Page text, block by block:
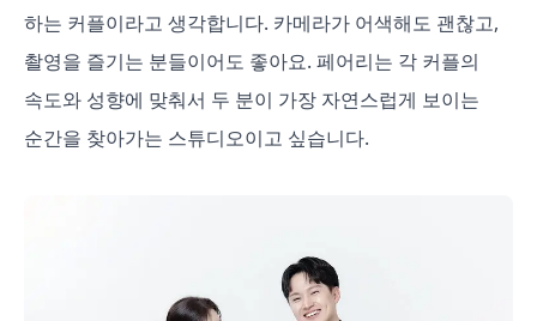
하는 커플이라고 생각합니다. 카메라가 어색해도 괜찮고,
촬영을 즐기는 분들이어도 좋아요. 페어리는 각 커플의
속도와 성향에 맞춰서 두 분이 가장 자연스럽게 보이는
순간을 찾아가는 스튜디오이고 싶습니다.